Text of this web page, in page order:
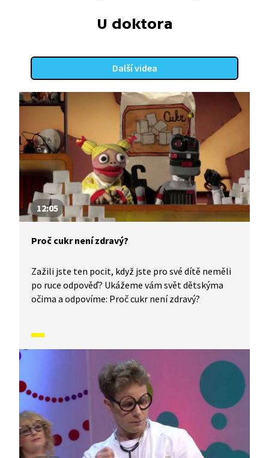
U doktora
Další videa
12:05
Proč cukr není zdravý?
Zažili jste ten pocit, když jste pro své dítě neměli
po ruce odpověď? Ukážeme vám svět dětskýma
očima a odpovíme: Proč cukr není zdravý?